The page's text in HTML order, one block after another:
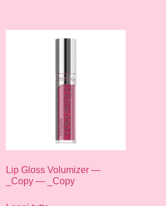
Lip Gloss Volumizer —
_Copy — _Copy